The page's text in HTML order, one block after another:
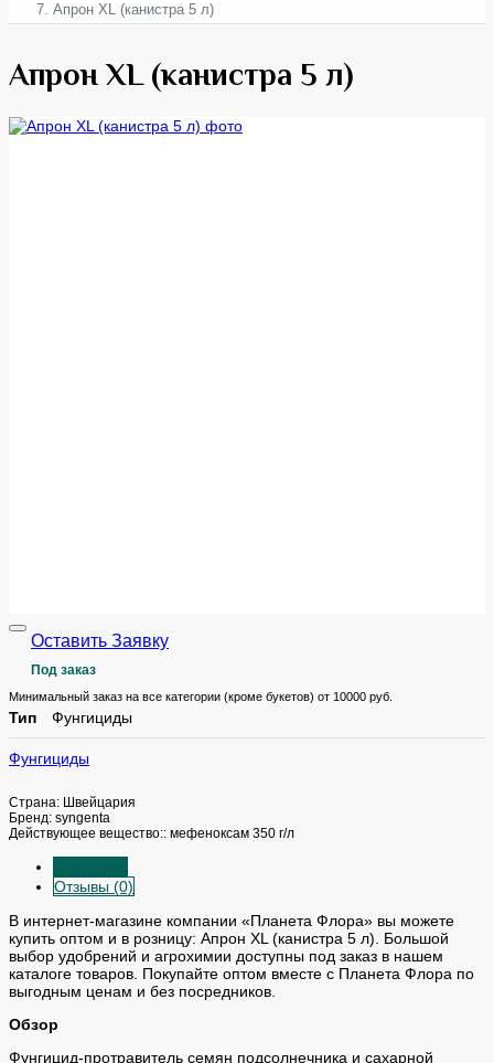
Апрон XL (канистра 5 л)
Апрон XL (канистра 5 л)
Оставить Заявку
Под заказ
Минимальный заказ на все категории (кроме букетов) от 10000 руб.
Тип Фунгициды
Фунгициды
Страна: Швейцария
Бренд: syngenta
Действующее вещество:: мефеноксам 350 г/л
Отзывы (0)
В интернет-магазине компании «Планета Флора» вы можете
купить оптом и в розницу: Апрон XL (канистра 5 л). Большой
выбор удобрений и агрохимии доступны под заказ в нашем
каталоге товаров. Покупайте оптом вместе с Планета Флора по
выгодным ценам и без посредников.
Обзор
Фунгицид-протравитель семян подсолнечника и сахарной